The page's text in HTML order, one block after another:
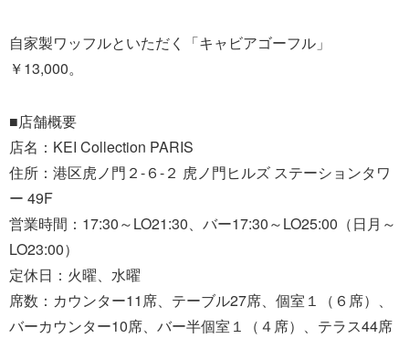
自家製ワッフルといただく「キャビアゴーフル」
￥13,000。
■店舗概要
店名：KEI Collection PARIS
住所：港区虎ノ門２-６-２ 虎ノ門ヒルズ ステーションタワ
ー 49F
営業時間：17:30～LO21:30、バー17:30～LO25:00（日月～
LO23:00）
定休日：火曜、水曜
席数：カウンター11席、テーブル27席、個室１（６席）、
バーカウンター10席、バー半個室１（４席）、テラス44席